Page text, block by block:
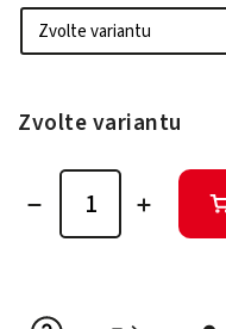
Zvolte variantu